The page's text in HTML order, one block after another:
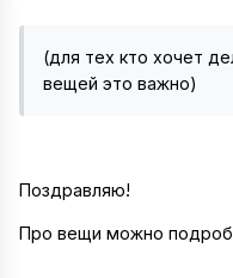
(для тех кто хочет
вещей это важно)
Поздравляю!
Про вещи можно